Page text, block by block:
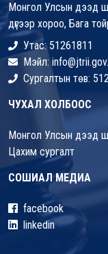
Монгол Улсын дээд
дүгээр хороо, Бага
Утас: 51261811
Мэйл:
Сургалтын төв:
ЧУХАЛ ХОЛБООС
Монгол Улсын дээд
Цахим сургалт
СОШИАЛ МЕДИА
facebook
linkedin